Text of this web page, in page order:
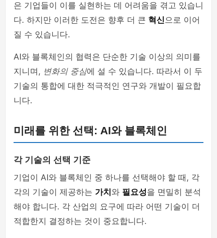
은 기업들이 이를 실현하는 데 어려움을 겪고 있습니
다. 하지만 이러한 도전은 향후 더 큰 혁신으로 이어
질 수 있습니다.
AI와 블록체인의 협력은 단순한 기술 이상의 의미를
지니며, 변화의 중심에 설 수 있습니다. 따라서 이 두
기술의 통합에 대한 적극적인 연구와 개발이 필요합
니다.
미래를 위한 선택: AI와 블록체인
각 기술의 선택 기준
기업이 AI와 블록체인 중 하나를 선택해야 할 때, 각
각의 기술이 제공하는 가치 와 필요성을 면밀히 분석
해야 합니다. 각 산업의 요구에 따라 어떤 기술이 더
적합한지 결정하는 것이 중요합니다.